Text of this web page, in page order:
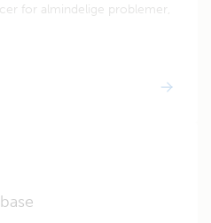
for almindelige problemer,